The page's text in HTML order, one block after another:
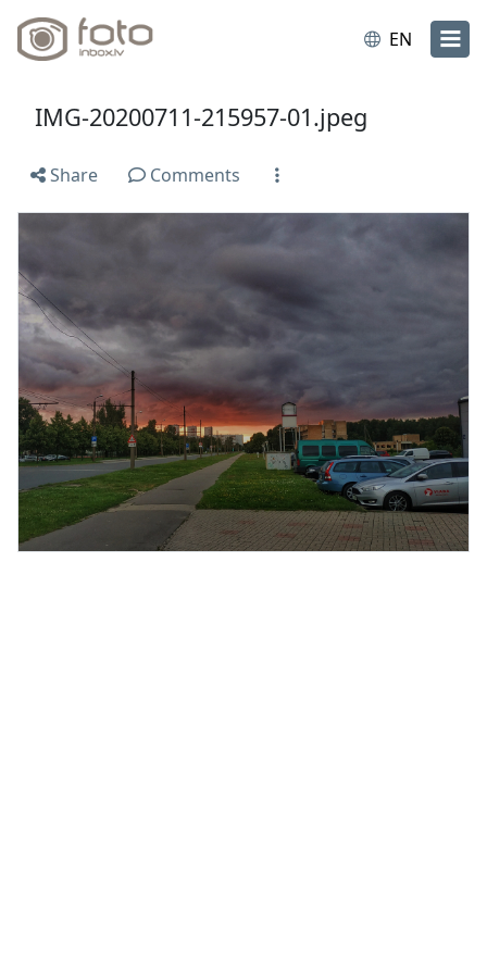
EN
IMG-20200711-215957-01.jpeg
Share Comments